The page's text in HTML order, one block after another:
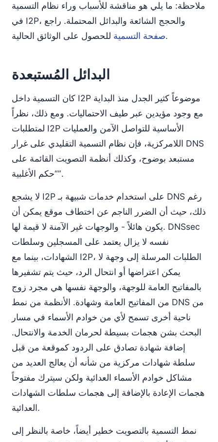
ملاحظة: ما يلي هو مناقشة للأسباب وراء نظام التسمية
في I2P، والحجج الشائعة والبدائل المحتملة. راجع
صفحة التسميةللحصول على الوثائق الحالية.
البدائل المُستبعدة
كان التسمية داخل I2P موضوعاً كثير الجدل منذ البداية
مع وجود مؤيدين عبر طيف الاحتماليات. ومع ذلك، نظراً
لمتطلبات I2P الأساسية للتواصل الآمن والعمليات
اللامركزية، فإن نظام التسمية التقليدي على غرار DNS
مستبعد بوضوح، وكذلك أنظمة التصويت القائمة على
“حكم الأغلبية”.
لا يشجع I2P على استخدام خدمات شبيهة بـ DNS رغم
ذلك، حيث أن الضرر الناجم عن اختطاف موقع يمكن أن
يكون هائلاً - والوجهات غير الآمنة لا قيمة لها. DNSsec
نفسه لا يزال يعتمد على المسجلين وسلطات
الشهادات، بينما مع I2P، الطلبات المرسلة إلى وجهة لا
يمكن اعتراضها أو انتحال الرد، حيث يتم تشفيرها
بالمفاتيح العامة للوجهة، والوجهة نفسها هي مجرد زوج
من المفاتيح العامة وشهادة. الأنظمة من نمط DNS من
ناحية أخرى تسمح لأي من خوادم الأسماء في مسار
البحث بشن هجمات بسيطة لحرمان الخدمة والانتحال.
إضافة شهادة تصادق على الردود كموقعة من قبل
سلطة شهادات مركزية من شأنه أن يعالج العديد من
مشاكل خوادم الأسماء العدائية ولكن سيترك مفتوحاً
هجمات الإعادة بالإضافة إلى هجمات سلطات الشهادات
العدائية.
نمط التسمية بالتصويت خطير أيضاً، خاصة بالنظر إلى